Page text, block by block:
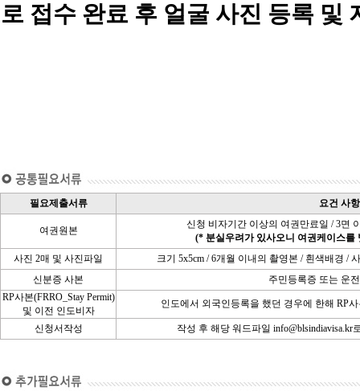
로 접수 완료 후 얼굴 사진 등록 및
필요제출서류 요건 사항
여권원본
신청 비자기간 이상의 여권만료일 / 3면
(* 분실우려가 있사오니 여권케이스를
사진 2매 및 사진파일
크기 5x5cm / 6개월 이내의 촬영본 / 흰색배경 /
신분증 사본
주민등록증 또는 운
RP사본(FRRO_Stay Permit)
및 이전 인도비자
인도에서 외국인등록을 했던 경우에 한해 RP
신청서작성 작성 후 해당 워드파일 info@blsindiavisa.kr